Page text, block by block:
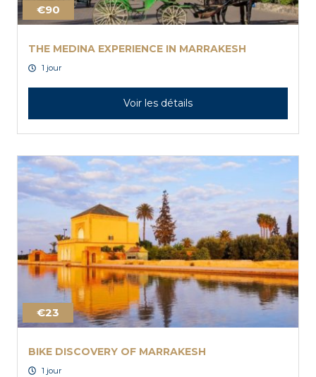
€90
THE MEDINA EXPERIENCE IN MARRAKESH
1 jour
Voir les détails
€23
BIKE DISCOVERY OF MARRAKESH
1 jour